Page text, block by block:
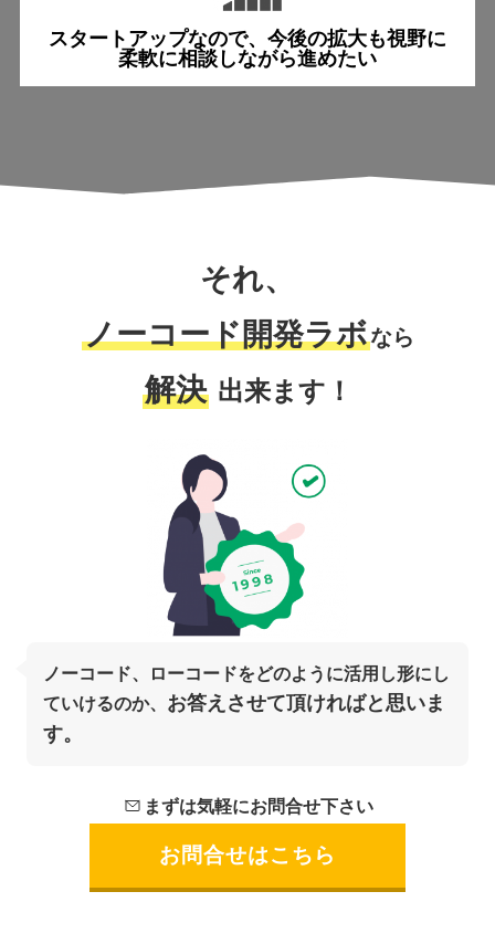
スタートアップなので、 今後の拡大も視野に
柔軟に相談しながら進めたい
それ、
ノーコード開発ラボなら
解決 出来ます！
ノーコード、ローコードをどのように活用し形にし
ていけるのか、 お答えさせて頂ければと思いま
す。
まずは気軽にお問合せ下さい
お問合せはこちら